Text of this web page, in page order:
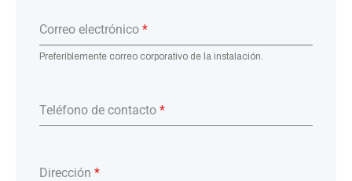
Correo electrónico *
Preferiblemente correo corporativo de la instalación.
Teléfono de contacto *
Dirección *